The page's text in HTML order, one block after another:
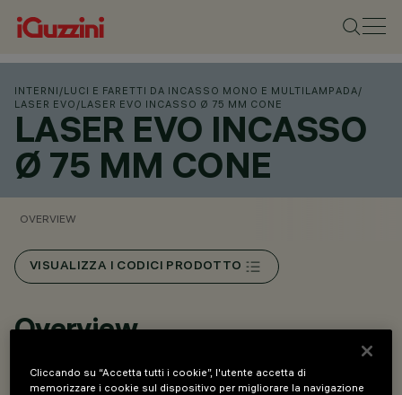
INTERNI /LUCI E FARETTI DA INCASSO MONO E MULTILAMPADA/
LASER EVO /LASER EVO INCASSO Ø 75 MM CONE
LASER EVO INCASSO
Ø 75 MM CONE
OVERVIEW
VISUALIZZA I CODICI PRODOTTO
Overview
Versione Cone: caratterizzata da un raster con
Cliccando su “Accetta tutti i cookie”, l'utente accetta di
memorizzare i cookie sul dispositivo per migliorare la navigazione